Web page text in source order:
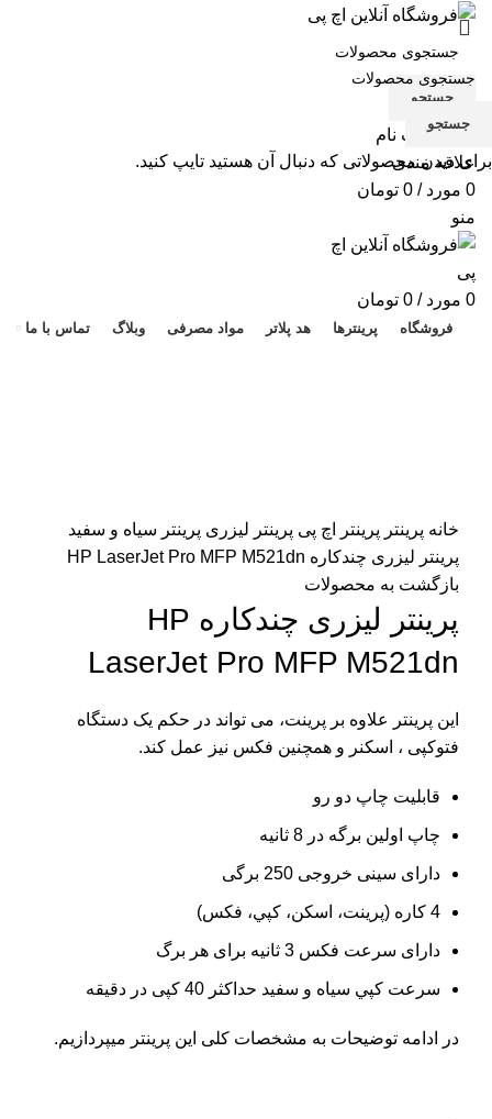
جستجو
ورود / ثبت نام
علاقه مندی
0 مورد /
0 تومان
منو
0 مورد /
0 تومان
فروشگاه پرینترها هد پلاتر مواد مصرفی وبلاگ تماس با ما
خانه پرینتر پرینتر اچ پی پرینتر لیزری پرینتر سیاه و سفید
پرینتر لیزری چندکاره HP LaserJet Pro MFP M521dn
بازگشت به محصولات
پرینتر لیزری چندکاره HP
LaserJet Pro MFP M521dn
این پرینتر علاوه بر پرینت، می تواند در حکم یک دستگاه
فتوکپی ، اسکنر و همچنین فکس نیز عمل کند.
قابلیت چاپ دو رو
چاپ اولین برگه در 8 ثانیه
دارای سینی خروجی 250 برگی
4 کاره (پرينت، اسکن، کپي، فکس)
دارای سرعت فکس 3 ثانیه برای هر برگ
سرعت کپي سياه و سفيد حداکثر 40 کپی در دقیقه
در ادامه توضیحات به مشخصات کلی این پرینتر میپردازیم.
جستجو
برای دیدن محصولاتی که دنبال آن هستید تایپ کنید.